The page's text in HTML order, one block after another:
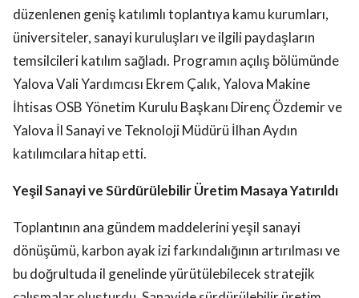
düzenlenen geniş katılımlı toplantıya kamu kurumları,
üniversiteler, sanayi kuruluşları ve ilgili paydaşların
temsilcileri katılım sağladı. Programın açılış bölümünde
Yalova Vali Yardımcısı Ekrem Çalık, Yalova Makine
İhtisas OSB Yönetim Kurulu Başkanı Direnç Özdemir ve
Yalova İl Sanayi ve Teknoloji Müdürü İlhan Aydın
katılımcılara hitap etti.
Yeşil Sanayi ve Sürdürülebilir Üretim Masaya Yatırıldı
Toplantının ana gündem maddelerini yeşil sanayi
dönüşümü, karbon ayak izi farkındalığının artırılması ve
bu doğrultuda il genelinde yürütülebilecek stratejik